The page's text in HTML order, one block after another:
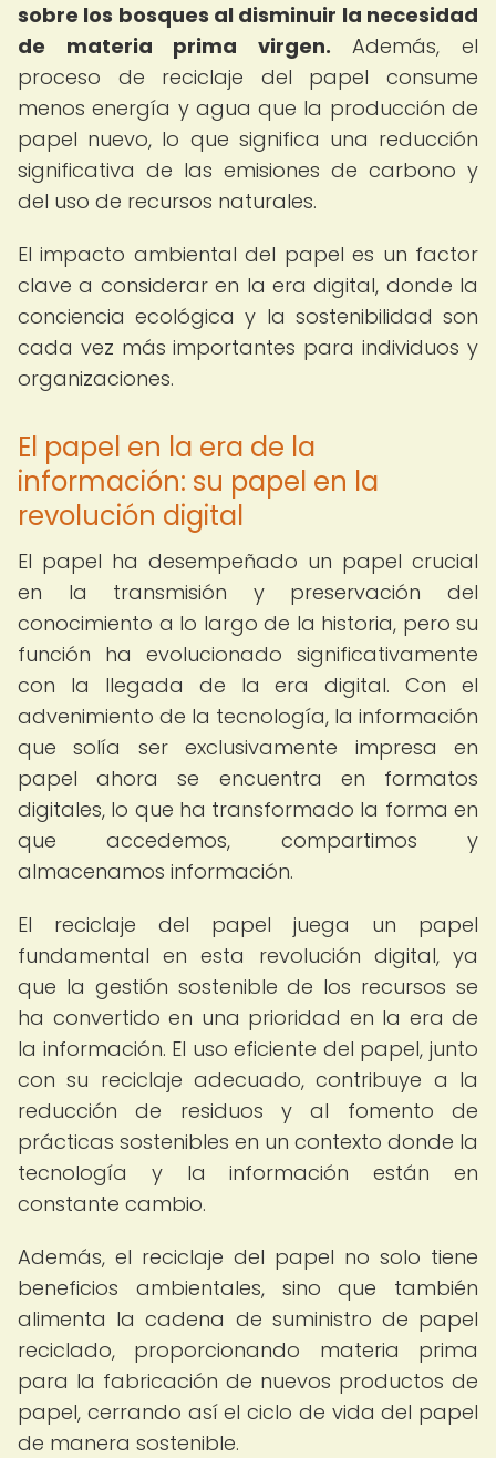
sobre los bosques al disminuir la necesidad
de materia prima virgen. Además, el
proceso de reciclaje del papel consume
menos energía y agua que la producción de
papel nuevo, lo que significa una reducción
significativa de las emisiones de carbono y
del uso de recursos naturales.
El impacto ambiental del papel es un factor
clave a considerar en la era digital, donde la
conciencia ecológica y la sostenibilidad son
cada vez más importantes para individuos y
organizaciones.
El papel en la era de la
información: su papel en la
revolución digital
El papel ha desempeñado un papel crucial
en la transmisión y preservación del
conocimiento a lo largo de la historia, pero su
función ha evolucionado significativamente
con la llegada de la era digital. Con el
advenimiento de la tecnología, la información
que solía ser exclusivamente impresa en
papel ahora se encuentra en formatos
digitales, lo que ha transformado la forma en
que accedemos, compartimos y
almacenamos información.
El reciclaje del papel juega un papel
fundamental en esta revolución digital, ya
que la gestión sostenible de los recursos se
ha convertido en una prioridad en la era de
la información. El uso eficiente del papel, junto
con su reciclaje adecuado, contribuye a la
reducción de residuos y al fomento de
prácticas sostenibles en un contexto donde la
tecnología y la información están en
constante cambio.
Además, el reciclaje del papel no solo tiene
beneficios ambientales, sino que también
alimenta la cadena de suministro de papel
reciclado, proporcionando materia prima
para la fabricación de nuevos productos de
papel, cerrando así el ciclo de vida del papel
de manera sostenible.